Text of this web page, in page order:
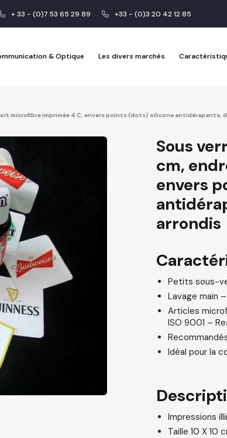
+ 33 - (0)7 53 65 29 89 +33 - (0)3 20 42 12 85
& Optique Les divers marchés
microfibre imprimée 4 C, envers points (dots) silicone antidérapants,
Sous
cm,
envers
arrondis
Petits sous-
Lavage main
Articles
ISO 9001 –
Idéal pour la
Impressions
Taille 10 X 10